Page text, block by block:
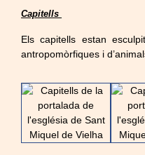
Capitells
Els capitells estan
antropomòrfiques i